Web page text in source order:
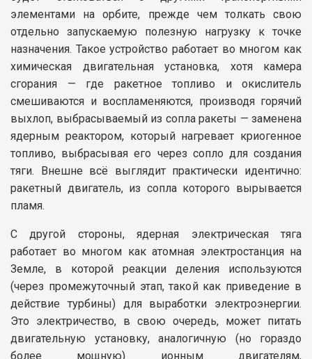
элементами на орбите, прежде чем толкать свою
отдельно запускаемую полезную нагрузку к точке
назначения. Такое устройство работает во многом как
химическая двигательная установка, хотя камера
сгорания — где ракетное топливо и окислитель
смешиваются и воспламеняются, производя горячий
выхлоп, выбрасываемый из сопла ракеты — заменена
ядерным реактором, который нагревает криогенное
топливо, выбрасывая его через сопло для создания
тяги. Внешне всё выглядит практически идентично:
ракетный двигатель, из сопла которого вырывается
пламя.
С другой стороны, ядерная электрическая тяга
работает во многом как атомная электростанция на
Земле, в которой реакции деления используются
(через промежуточный этап, такой как приведение в
действие турбины) для выработки электроэнергии.
Это электричество, в свою очередь, может питать
двигательную установку, аналогичную (но гораздо
более мощную) ионным двигателям,